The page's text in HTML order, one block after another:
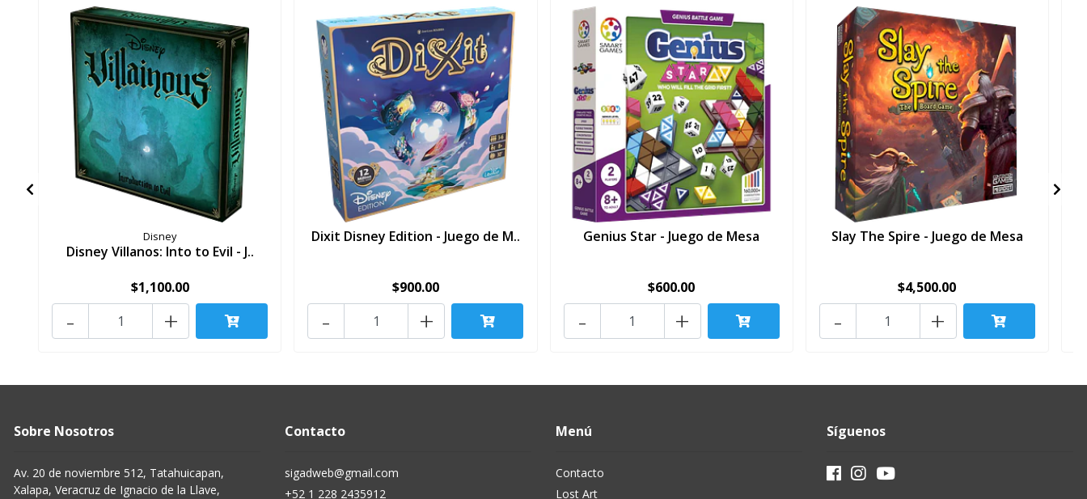
Disney
Disney Villanos: Into to Evil - J..
$1,100.00
+
-
Dixit Disney Edition - Juego de M..
$900.00
+
-
Genius Star - Juego de Mesa
$600.00
+
-
Slay The Spire - Juego de Mesa
$4,500.00
+
-
Sobre Nosotros
Av. 20 de noviembre 512, Tatahuicapan,
Xalapa, Veracruz de Ignacio de la Llave,
Contacto
sigadweb@gmail.com
+52 1 228 2435912
Menú
Contacto
Lost Art
Síguenos